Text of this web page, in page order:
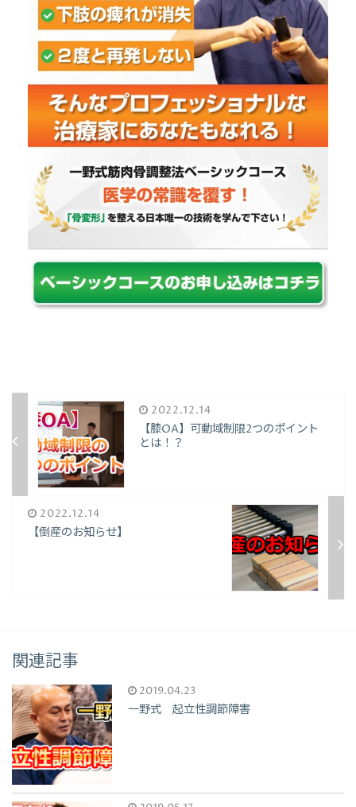
2022.12.14
【膝OA】可動域制限2つのポイント
とは！？
2022.12.14
【倒産のお知らせ】
関連記事
2019.04.23
一野式 起立性調節障害